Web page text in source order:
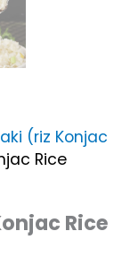
(riz Konjac
Rice
Rice